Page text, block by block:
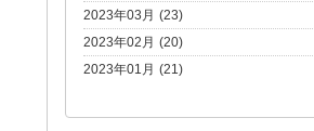
2023年03月 (23)
2023年02月 (20)
2023年01月 (21)